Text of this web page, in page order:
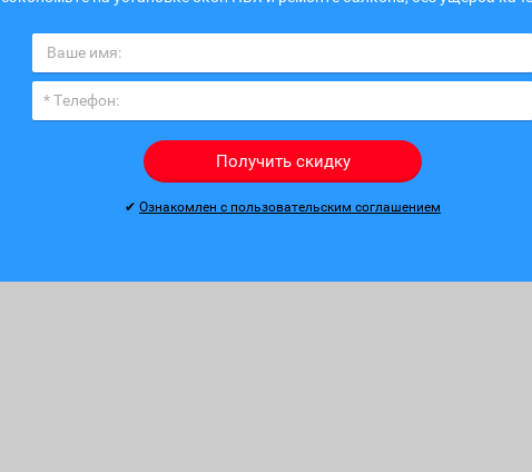
Получить скидку
✔ Ознакомлен с пользовательским соглашением